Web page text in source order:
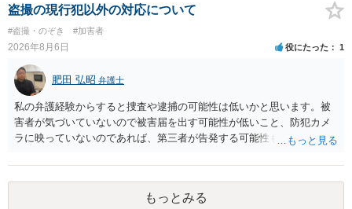
相談を受けられたうえで対処方法を探された方がよいと思われます。
一般論でいえば、任意取り調べの場合、ＩＣレコーダーを持参して取
り調べ内容を録音することは必須だと考えます。
盗撮の現行犯以外の対応について
#盗撮・のぞき #加害者
2026年8月6日 役にたった 1
肥田 弘昭 弁護士
私の弁護経験からすると捜査や逮捕の可能性は低いかと思います。被
害者が気づいていないので被害届を出す可能性が低いこと、防犯カメ
ラに映っていないのであれば、第三者が告発する可能性も低いこと、
座る女性を盗撮(全体像写真1枚と5秒程度の動画)してしまいました。下
着や胸など強調したものではありません。」とありますが、少なくと
も捜査段階では性的姿態等撮影罪の被疑事実で逮捕勾留されるケース
もっとみる